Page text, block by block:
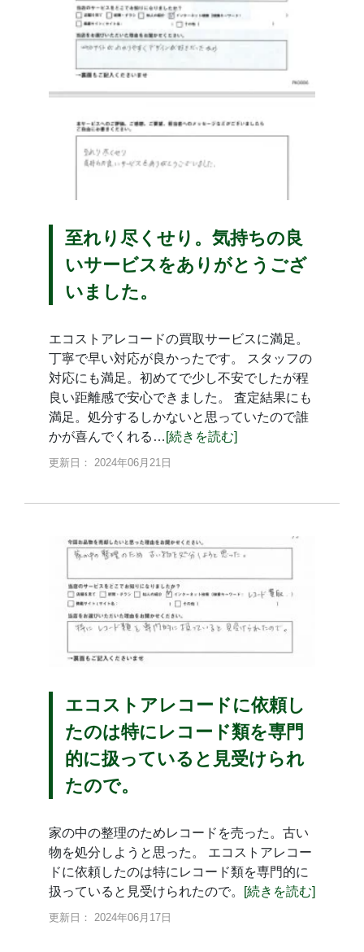
至れり尽くせり。気持ちの良
いサービスをありがとうござ
いました。
エコストアレコードの買取サービスに満足。
丁寧で早い対応が良かったです。 スタッフの
対応にも満足。初めてで少し不安でしたが程
良い距離感で安心できました。 査定結果にも
満足。処分するしかないと思っていたので誰
かが喜んでくれる… [続きを読む]
更新日： 2024年06月21日
エコストアレコードに依頼し
たのは特にレコード類を専門
的に扱っていると見受けられ
たので。
家の中の整理のためレコードを売った。古い
物を処分しようと思った。 エコストアレコー
ドに依頼したのは特にレコード類を専門的に
扱っていると見受けられたので。
[続きを読む]
更新日： 2024年06月17日